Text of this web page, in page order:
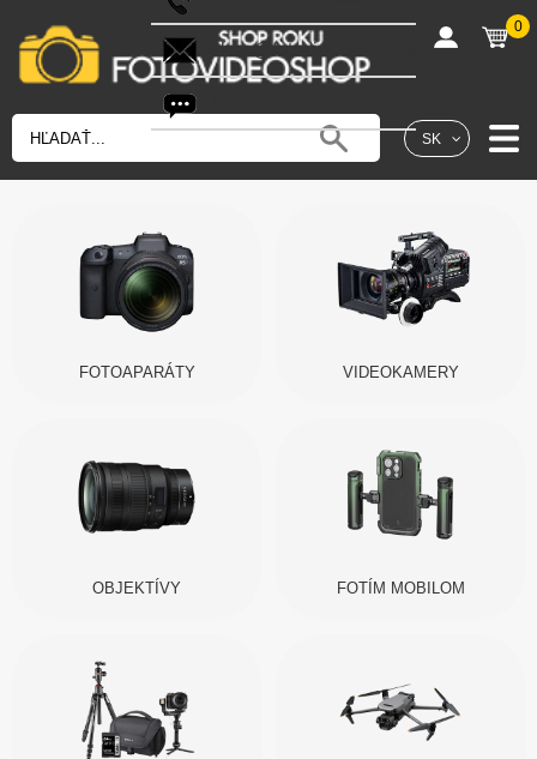
SK
shop@fotovideoshop.sk
0
FOTOAPARÁTY VIDEOKAMERY
OBJEKTÍVY FOTÍM MOBILOM